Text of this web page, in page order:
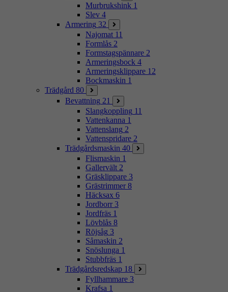
Murbrukshink 1
Slev 4
Armering 32
Najomat 11
Formlås 2
Formstagspännare 2
Armeringsbock 4
Armeringsklippare 12
Bockmaskin 1
Trädgård 80
Bevattning 21
Slangkoppling 11
Vattenkanna 1
Vattenslang 2
Vattenspridare 2
Trädgårdsmaskin 40
Flismaskin 1
Gallervält 2
Gräsklippare 3
Grästrimmer 8
Häcksax 6
Jordborr 3
Jordfräs 1
Lövblås 8
Röjsåg 3
Såmaskin 2
Snöslunga 1
Stubbfräs 1
Trädgårdsredskap 18
Fyllhammare 3
Krafsa 1